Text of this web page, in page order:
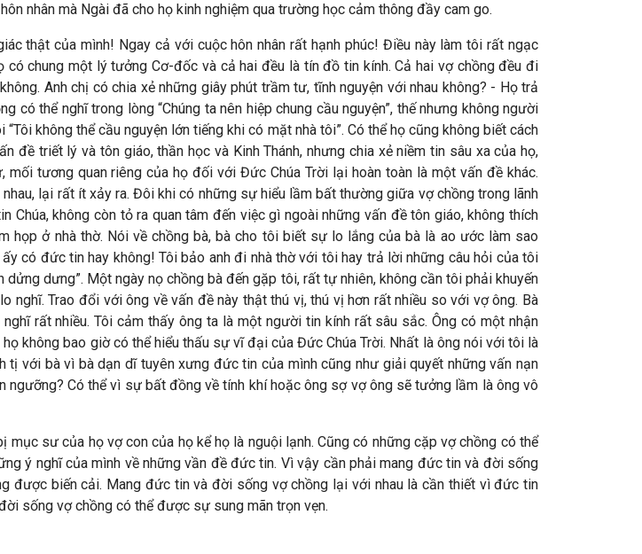
nhân mà Ngài đã cho họ kinh nghiệm qua trường học cảm thông đầy cam go.
thật của mình! Ngay cả với cuộc hôn nhân rất hạnh phúc! Điều này làm tôi rất ngạc
chung một lý tưởng Cơ-đốc và cả hai đều là tín đồ tin kính. Cả hai vợ chồng đều đi
Anh chị có chia xẻ những giây phút trầm tư, tĩnh nguyện với nhau không? - Họ trả
thể nghĩ trong lòng “Chúng ta nên hiệp chung cầu nguyện”, thế nhưng không người
không thể cầu nguyện lớn tiếng khi có mặt nhà tôi”. Có thể họ cũng không biết cách
đề triết lý và tôn giáo, thần học và Kinh Thánh, nhưng chia xẻ niềm tin sâu xa của họ,
tương quan riêng của họ đối với Đức Chúa Trời lại hoàn toàn là một vấn đề khác.
lại rất ít xảy ra. Đôi khi có những sự hiểu lầm bất thường giữa vợ chồng trong lãnh
không còn tỏ ra quan tâm đến việc gì ngoài những vấn đề tôn giáo, không thích
họp ở nhà thờ. Nói về chồng bà, bà cho tôi biết sự lo lắng của bà là ao ước làm sao
có đức tin hay không! Tôi bảo anh đi nhà thờ với tôi hay trả lời những câu hỏi của tôi
dưng”. Một ngày nọ chồng bà đến gặp tôi, rất tự nhiên, không cần tôi phải khuyến
nghĩ. Trao đổi với ông về vấn đề này thật thú vị, thú vị hơn rất nhiều so với vợ ông. Bà
rất nhiều. Tôi cảm thấy ông ta là một người tin kính rất sâu sắc. Ông có một nhận
không bao giờ có thể hiểu thấu sự vĩ đại của Đức Chúa Trời. Nhất là ông nói với tôi là
với bà vì bà dạn dĩ tuyên xưng đức tin của mình cũng như giải quyết những vấn nạn
Có thể vì sự bất đồng về tính khí hoặc ông sợ vợ ông sẽ tưởng lầm là ông vô
sư của họ vợ con của họ kể họ là nguội lạnh. Cũng có những cặp vợ chồng có thể
ý nghĩ của mình về những vần đề đức tin. Vì vậy cần phải mang đức tin và đời sống
được biến cải. Mang đức tin và đời sống vợ chồng lại với nhau là cần thiết vì đức tin
sống vợ chồng có thể được sự sung mãn trọn vẹn.